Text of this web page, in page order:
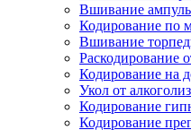
Вшивание
Кодирование по
Вшивание
Раскодирование
Кодирование на
Укол от
Кодирование
Кодирование